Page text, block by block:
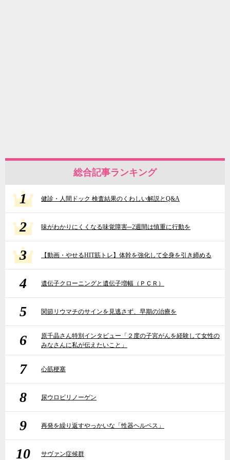
総合記事ランキング
1 健診・人間ドック 検査結果のくわしい解説とQ&A
2 味がわかりにくくなる味覚障害─2週間は慎重に行動を
3 【動画・やせるHIT筋トレ】体幹を強化して全身を引き締める
4 遺伝子クローニングと遺伝子増幅（ＰＣＲ）
5 関節リウマチのサインを見逃さず、早期の治療を
6
原千晶さん特別インタビュー「２度の子宮がんを経験して女性の
みなさんに私が伝えたいこと」
7 心筋梗塞
8 尿ウロビリノーゲン
9 再発を繰り返すやっかいな「性器ヘルペス」
10 サヴァン症候群